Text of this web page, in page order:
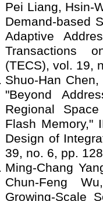
Pei Liang, Hsin-
Demand-based
Adaptive
Transactions
(TECS), vol. 19,
Shuo-Han
"Beyond
Regional
Flash Memory,"
Design of
39, no. 6, pp.
Ming-Chang
Chun-Feng
Growing-Scale